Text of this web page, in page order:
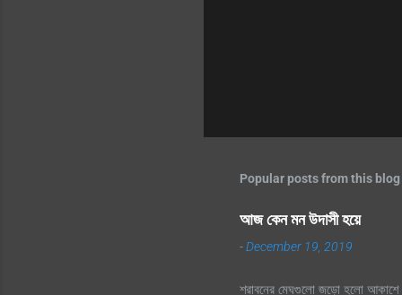
Popular posts from this blog
আজ কেন মন উদাসী হয়ে
-December 19, 2019
শ্রাবনের মেঘগুলো জড়ো হলো আকাশে